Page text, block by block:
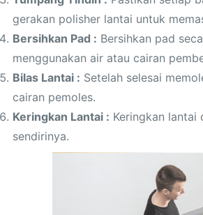
gerakan polisher lantai untuk
Bersihkan Pad : Bersihkan pad
menggunakan air atau cairan
Bilas Lantai : Setelah selesai
cairan pemoles.
Keringkan Lantai : Keringkan lantai
sendirinya.